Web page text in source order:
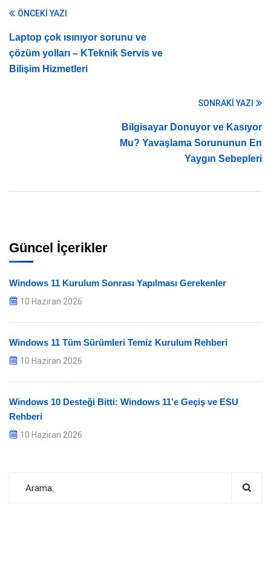
ÖNCEKI YAZI
Laptop çok ısınıyor sorunu ve
çözüm yolları – KTeknik Servis ve
Bilişim Hizmetleri
SONRAKI YAZI
Bilgisayar Donuyor ve Kasıyor
Mu? Yavaşlama Sorununun En
Yaygın Sebepleri
Güncel İçerikler
Windows 11 Kurulum Sonrası Yapılması Gerekenler
10 Haziran 2026
Windows 11 Tüm Sürümleri Temiz Kurulum Rehberi
10 Haziran 2026
Windows 10 Desteği Bitti: Windows 11’e Geçiş ve ESU
Rehberi
10 Haziran 2026